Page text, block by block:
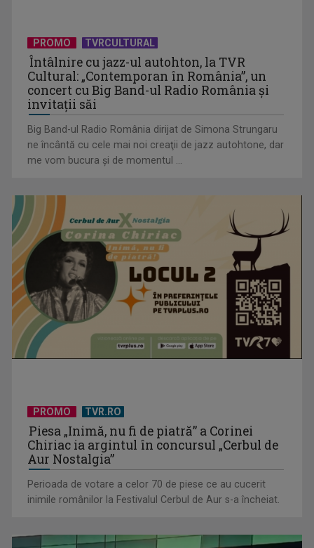
Protest de amploare al fermierilor în Capitală
Visul începe la „Vedeta Familiei”! Au început înscrierile
pentru sezonul 9
David Popovici atacă o performanţă istorică la Europene. În
direct şi în ...
PROMO TVRCULTURAL
Întâlnire cu jazz-ul autohton, la TVR
Cultural: „Contemporan în România”, un
concert cu Big Band-ul Radio România şi
invitaţii săi
Big Band-ul Radio România dirijat de Simona Strungaru
ne încântă cu cele mai noi creaţii de jazz autohtone, dar
me vom bucura şi de momentul ...
PROMO TVR.RO
Piesa „Inimă, nu fi de piatră” a Corinei
Chiriac ia argintul în concursul „Cerbul de
Aur Nostalgia”
Perioada de votare a celor 70 de piese ce au cucerit
inimile românilor la Festivalul Cerbul de Aur s-a încheiat.